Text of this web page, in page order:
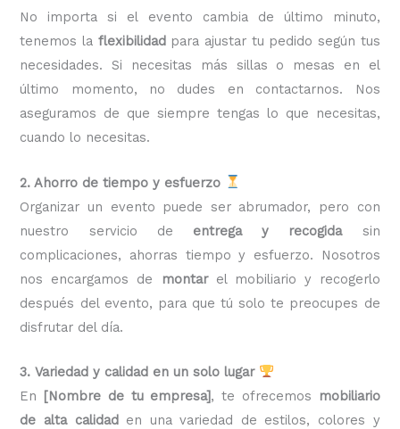
No importa si el evento cambia de último minuto,
tenemos la flexibilidadpara ajustar tu pedido según tus
necesidades. Si necesitas más sillas o mesas en el
último momento, no dudes en contactarnos. Nos
aseguramos de que siempre tengas lo que necesitas,
cuando lo necesitas.
2. Ahorro de tiempo y esfuerzo
Organizar un evento puede ser abrumador, pero con
nuestro servicio de entrega y recogidasin
complicaciones, ahorras tiempo y esfuerzo. Nosotros
nos encargamos de
montarel mobiliario y recogerlo
después del evento, para que tú solo te preocupes de
disfrutar del día.
3. Variedad y calidad en un solo lugar
En [Nombre de tu empresa], te ofrecemos
mobiliario
de alta calidaden una variedad de estilos, colores y